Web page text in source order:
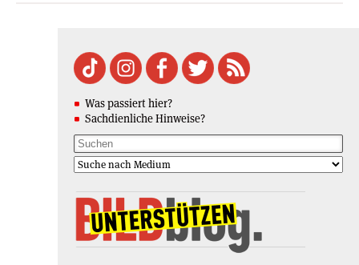
Was passiert hier?
Sachdienliche Hinweise?